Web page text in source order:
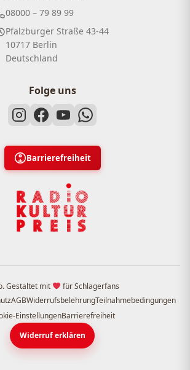
08000 – 79 89 99
Pfalzburger Straße 43-44
10717 Berlin
Deutschland
Folge uns
Barrierefreiheit
Gestaltet mit
für Schlagerfans
AGBWiderrufsbelehrungTeilnahmebedingungen
EinstellungenBarrierefreiheit
Widerruf erklären